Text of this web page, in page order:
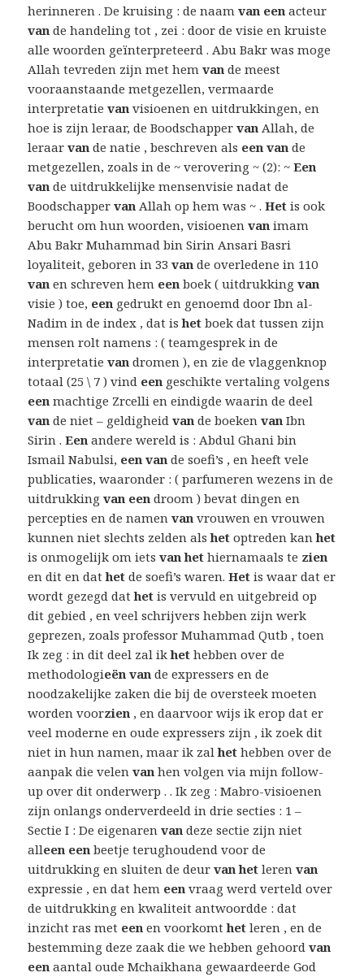
herinneren . De kruising : de naamvan een acteur
van de handeling tot , zei : door de visie en kruiste
alle woorden geïnterpreteerd . Abu Bakr was moge
Allah tevreden zijn met hemvan de meest
vooraanstaande metgezellen, vermaarde
interpretatievan visioenen en uitdrukkingen, en
hoe is zijn leraar, de Boodschappervan Allah, de
leraarvan de natie , beschreven als een van de
metgezellen, zoals in de ~ verovering ~ (2): ~Een
van de uitdrukkelijke mensenvisie nadat de
Boodschappervan Allah op hem was ~ .Het is ook
berucht om hun woorden, visioenenvan imam
Abu Bakr Muhammad bin Sirin Ansari Basri
loyaliteit, geboren in 33van de overledene in 110
van en schreven hem een boek ( uitdrukkingvan
visie ) toe, een gedrukt en genoemd door Ibn al-
Nadim in de index , dat ishet boek dat tussen zijn
mensen rolt namens : ( teamgesprek in de
interpretatievan dromen ), en zie de vlaggenknop
totaal (25 \ 7 ) vind een geschikte vertaling volgens
een machtige Zrcelli en eindigde waarin de deel
van de niet – geldigheidvan de boekenvan Ibn
Sirin .Een andere wereld is : Abdul Ghani bin
Ismail Nabulsi, een van de soefi’s , en heeft vele
publicaties, waaronder : ( parfumeren wezens in de
uitdrukkingvan een droom ) bevat dingen en
percepties en de namenvan vrouwen en vrouwen
kunnen niet slechts zelden alshet optreden kanhet
is onmogelijk om ietsvan het hiernamaals te zien
en dit en dathet de soefi’s waren.Het is waar dat er
wordt gezegd dathet is vervuld en uitgebreid op
dit gebied , en veel schrijvers hebben zijn werk
geprezen, zoals professor Muhammad Qutb , toen
Ik zeg : in dit deel zal ikhet hebben over de
methodologieën van de expressers en de
noodzakelijke zaken die bij de oversteek moeten
worden voorzien , en daarvoor wijs ik erop dat er
veel moderne en oude expressers zijn , ik zoek dit
niet in hun namen, maar ik zalhet hebben over de
aanpak die velenvan hen volgen via mijn follow-
up over dit onderwerp . . Ik zeg : Mabro-visioenen
zijn onlangs onderverdeeld in drie secties : 1 –
Sectie I : De eigenarenvan deze sectie zijn niet
alleen een beetje terughoudend voor de
uitdrukking en sluiten de deurvan het lerenvan
expressie , en dat hem een vraag werd verteld over
de uitdrukking en kwaliteit antwoordde : dat
inzicht ras met een en voorkomthet leren , en de
bestemming deze zaak die we hebben gehoordvan
een aantal oude Mchaikhana gewaardeerde God